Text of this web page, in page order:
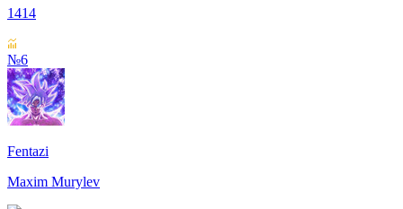
1414
№6
Fentazi
Maxim Murylev